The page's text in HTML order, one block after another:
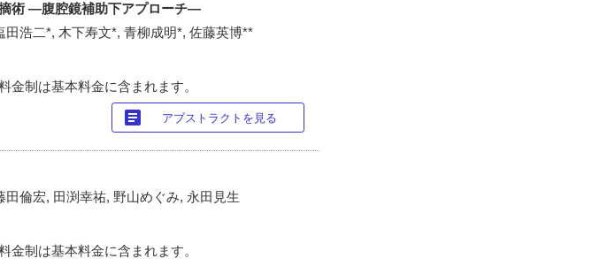
術 ―腹腔鏡補助下アプローチ―
浩二*, 木下寿文*, 青柳成明*, 佐藤英博**
金制は基本料金に含まれます。
article アブストラクトを見る
倫宏, 田渕幸祐, 野山めぐみ, 永田見生
金制は基本料金に含まれます。